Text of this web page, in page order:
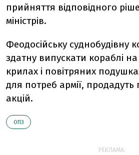
прийняття відповідного
міністрів.
Феодосійську суднобудівну
здатну випускати кораблі
крилах і повітряних
для потреб армії, продадуть
акцій.
ОПЗ
РЕКЛАМА: